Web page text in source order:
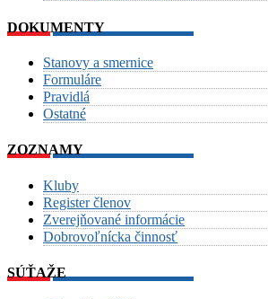
DOKUMENTY
Stanovy a smernice
Formuláre
Pravidlá
Ostatné
ZOZNAMY
Kluby
Register členov
Zverejňované informácie
Dobrovoľnícka činnosť
SÚŤAŽE